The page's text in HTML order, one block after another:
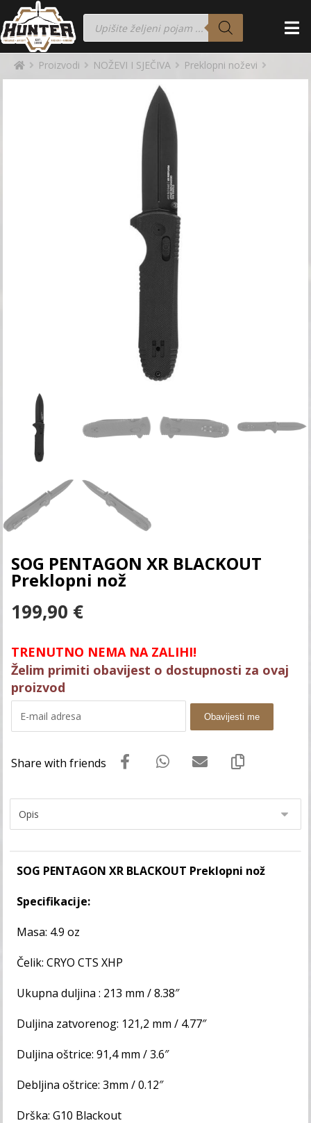
Proizvodi NOŽEVI I SJEČIVA Preklopni noževi
SOG PENTAGON XR BLACKOUT
Preklopni nož
199,90 €
TRENUTNO NEMA NA ZALIHI!
Želim primiti obavijest o dostupnosti za ovaj
proizvod
Obavijesti me
SOG PENTAGON XR BLACKOUT Preklopni nož
Specifikacije:
Masa: 4.9 oz
Čelik: CRYO CTS XHP
Ukupna duljina : 213 mm / 8.38″
Duljina zatvorenog: 121,2 mm / 4.77″
Duljina oštrice: 91,4 mm / 3.6″
Debljina oštrice: 3mm / 0.12″
Drška: G10 Blackout